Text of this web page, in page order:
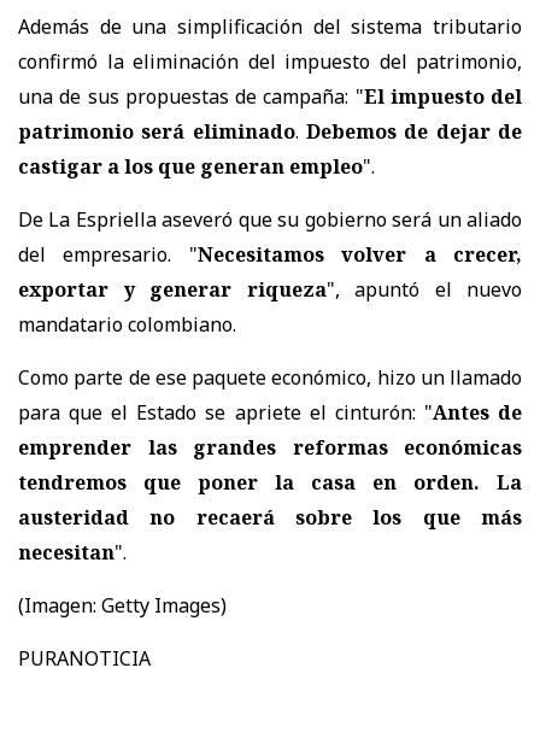
Además de una simplificación del sistema tributario
confirmó la eliminación del impuesto del patrimonio,
una de sus propuestas de campaña: "El impuesto del
patrimonio será eliminado.Debemos de dejar de
castigar a los que generan empleo".
De La Espriella aseveró que su gobierno será un aliado
del empresario. "Necesitamos volver a crecer,
exportar y generar riqueza", apuntó el nuevo
mandatario colombiano.
Como parte de ese paquete económico, hizo un llamado
para que el Estado se apriete el cinturón: "Antes de
emprender las grandes reformas económicas
tendremos que poner la casa en orden. La
austeridad no recaerá sobre los que más
necesitan".
(Imagen: Getty Images)
PURANOTICIA